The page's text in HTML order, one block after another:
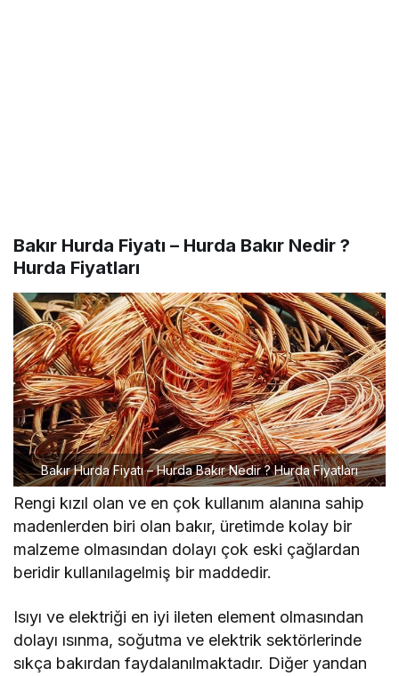
Bakır Hurda Fiyatı – Hurda Bakır Nedir ?
Hurda Fiyatları
Bakır Hurda Fiyatı – Hurda Bakır Nedir ? Hurda Fiyatları
Rengi kızıl olan ve en çok kullanım alanına sahip
madenlerden biri olan bakır, üretimde kolay bir
malzeme olmasından dolayı çok eski çağlardan
beridir kullanılagelmiş bir maddedir.
Isıyı ve elektriği en iyi ileten element olmasından
dolayı ısınma, soğutma ve elektrik sektörlerinde
sıkça bakırdan faydalanılmaktadır. Diğer yandan